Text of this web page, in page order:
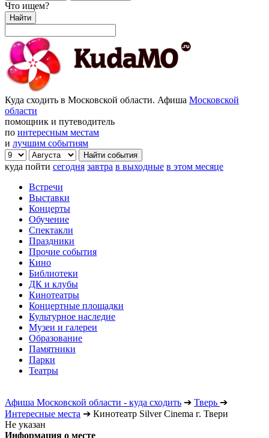
Что ищем?
Найти
Куда сходить в Московской области. Афиша Московской
области
помощник и путеводитель
по интересным местам
и лучшим событиям
куда пойти сегодня завтра в выходные в этом месяце
Встречи
Выставки
Концерты
Обучение
Спектакли
Праздники
Прочие события
Кино
Библиотеки
ДК и клубы
Кинотеатры
Концертные площадки
Культурное наследие
Музеи и галереи
Образование
Памятники
Парки
Театры
Афиша Московской области - куда сходить ➔ Тверь ➔
Интересные места ➔ Кинотеатр Silver Cinema г. Твери
Не указан
Информация о месте